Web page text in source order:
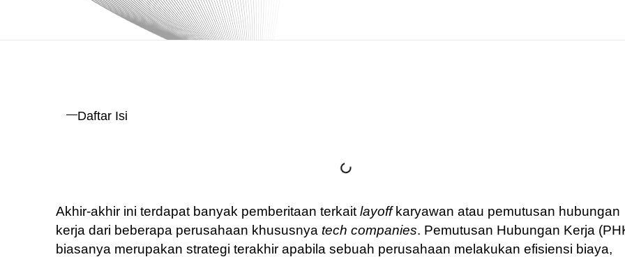
Daftar Isi
Akhir-akhir ini terdapat banyak pemberitaan terkait layoffkaryawan atau pemutusan hubungan
kerja dari beberapa perusahaan khususnya tech companies. Pemutusan Hubungan Kerja
biasanya merupakan strategi terakhir apabila sebuah perusahaan melakukan efisiensi biaya,